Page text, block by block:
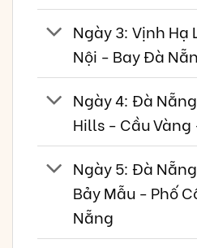
Ngày 3: Vịnh Hạ
Nội - Bay Đà
Ngày 4: Đà
Hills - Cầu
Ngày 5: Đà
Bảy Mẫu - Phố
Nẵng